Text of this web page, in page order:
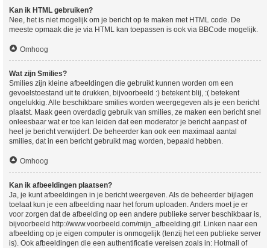
Kan ik HTML gebruiken?
Nee, het is niet mogelijk om je bericht op te maken met HTML code. De
meeste opmaak die je via HTML kan toepassen is ook via BBCode mogelijk.
Omhoog
Wat zijn Smilies?
Smilies zijn kleine afbeeldingen die gebruikt kunnen worden om een
gevoelstoestand uit te drukken, bijvoorbeeld :) betekent blij, :( betekent
ongelukkig. Alle beschikbare smilies worden weergegeven als je een bericht
plaatst. Maak geen overdadig gebruik van smilies, ze maken een bericht snel
onleesbaar wat er toe kan leiden dat een moderator je bericht aanpast of
heel je bericht verwijdert. De beheerder kan ook een maximaal aantal
smilies, dat in een bericht gebruikt mag worden, bepaald hebben.
Omhoog
Kan ik afbeeldingen plaatsen?
Ja, je kunt afbeeldingen in je bericht weergeven. Als de beheerder bijlagen
toelaat kun je een afbeelding naar het forum uploaden. Anders moet je er
voor zorgen dat de afbeelding op een andere publieke server beschikbaar is,
bijvoorbeeld http://www.voorbeeld.com/mijn_afbeelding.gif. Linken naar een
afbeelding op je eigen computer is onmogelijk (tenzij het een publieke server
is). Ook afbeeldingen die een authentificatie vereisen zoals in: Hotmail of